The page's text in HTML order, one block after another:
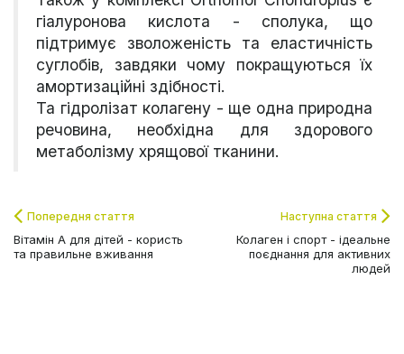
гіалуронова кислота - сполука, що
підтримує зволоженість та еластичність
суглобів, завдяки чому покращуються їх
амортизаційні здібності.
Та гідролізат колагену - ще одна природна
речовина, необхідна для здорового
метаболізму хрящової тканини.
Попередня стаття
Вітамін А для дітей - користь
та правильне вживання
Наступна стаття
Колаген і спорт - ідеальне
поєднання для активних
людей